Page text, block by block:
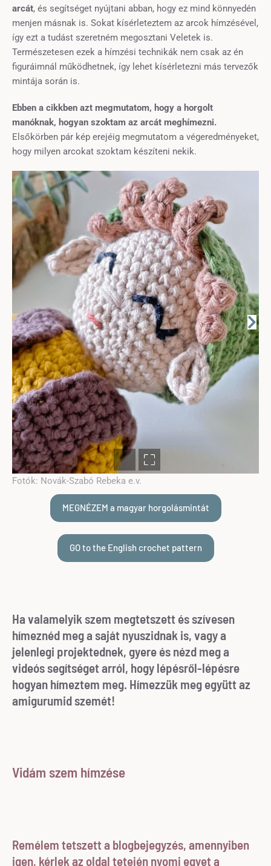
arcát, és segítséget nyújtani abban, hogy ez mind könnyedén
menjen másnak is. Sokat kísérleteztem az arcok hímzésével,
így ezt a tudást szeretném megosztani Veletek is.
Természetesen ezek a hímzési technikák nem csak az én
figuráimnál működhetnek, így lehet kísérletezni más tervezők
mintája során is.
Ebben a cikkben azt megmutatom, hogy a horgolt
manóknak, hogyan szoktam az arcát meghímezni.
Elsőkörben pár kép erejéig megmutatom a végeredményeket,
hogy milyen arcokat szoktam készíteni nekik.
Fotók: Novák-Szabó Rebeka e.v.
MEGNÉZEM a magyar horgolásmintát
GO to the English crochet pattern
Ha valamelyik szem megtetszett és szívesen
hímeznéd meg a saját nyuszidnak is, vagy a
jelenlegi projektednek, gyere és nézd meg a
videós segítséget arról, hogy lépésről-lépésre
hogyan hímeztem meg. Hímezzük meg együtt az
amigurumid szemét!
Vidám szem hímzése
Remélem tetszett a blogbejegyzés, amennyiben
igen, kérlek az oldal tetején nyomj egyet a